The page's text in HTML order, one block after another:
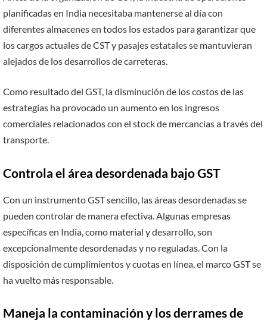
planificadas en India necesitaba mantenerse al día con
diferentes almacenes en todos los estados para garantizar que
los cargos actuales de CST y pasajes estatales se mantuvieran
alejados de los desarrollos de carreteras.
Como resultado del GST, la disminución de los costos de las
estrategias ha provocado un aumento en los ingresos
comerciales relacionados con el stock de mercancías a través del
transporte.
Controla el área desordenada bajo GST
Con un instrumento GST sencillo, las áreas desordenadas se
pueden controlar de manera efectiva. Algunas empresas
específicas en India, como material y desarrollo, son
excepcionalmente desordenadas y no reguladas. Con la
disposición de cumplimientos y cuotas en línea, el marco GST se
ha vuelto más responsable.
Maneja la contaminación y los derrames de